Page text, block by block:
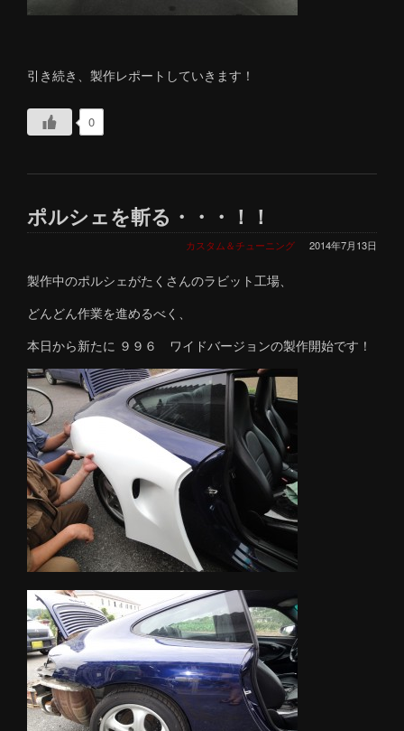
引き続き、製作レポートしていきます！
0
ポルシェを斬る・・・！！
2014年7月13日
カスタム＆チューニング
製作中のポルシェがたくさんのラビット工場、
どんどん作業を進めるべく、
本日から新たに ９９６ ワイドバージョンの製作開始です！